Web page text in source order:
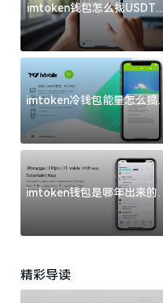
imtoken钱包怎么找USDT地
址？三步搞定不踩坑
imtoken冷钱包能量怎么搞？
过来人告诉你门道
imtoken钱包是哪年出来的？
一文给你说清楚
精彩导读